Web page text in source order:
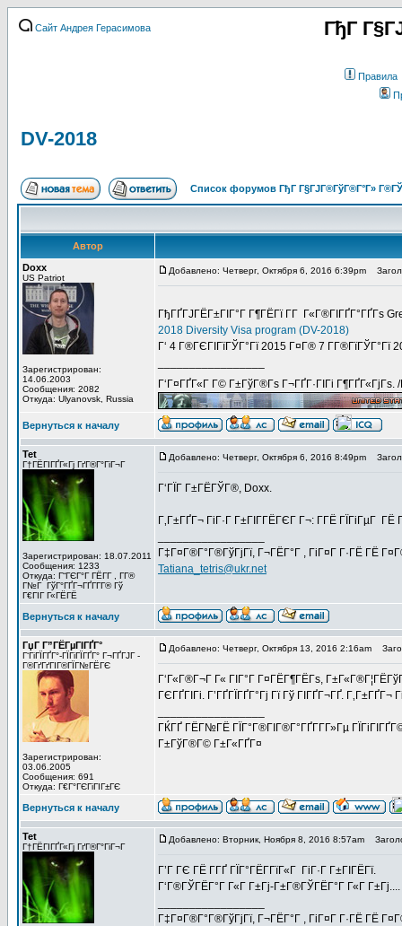
Сайт Андрея Герасимова ГђГ
Правила
DV-2018
Список форумов ГђГ Г§ГЈГ®ГўГ®Г°Г»
Автор
Doxx
US Patriot
Зарегистрирован:
14.06.2003
Сообщения: 2082
Откуда: Ulyanovsk, Russia
Добавлено: Четверг, Октября 6, 2016 6:39pm
ГђГҐГЈГЁГ±ГІГ°Г Г¶ГЁГї Г­Г Г«Г®ГІГҐГ°ГҐГѕ
2018 Diversity Visa program (DV-2018)
Г‘ 4 Г®ГЄГІГїГЎГ°Гї 2015 Г¤Г® 7 Г­Г®ГїГЎГ°Гї
Г‘Г¤ГҐГ«Г Г© Г±ГўГ®Гѕ Г¬ГҐГ·ГІГі Г¶ГҐГ«ГјГѕ.
Вернуться к началу
Tet
Г†ГЁГІГҐГ«Гј ГґГ®Г°ГіГ¬Г
Зарегистрирован: 18.07.2011
Сообщения: 1233
Откуда: Г“ГЄГ°Г ГЁГ­Г , Г­Г®
Г№Г ГўГ°ГҐГ¬ГҐГ­Г­Г® Гў
Г€ГІГ Г«ГЁГЁ
Добавлено: Четверг, Октября 6, 2016 8:49pm
Г‘ГЇГ Г±ГЁГЎГ®, Doxx.
Г‚Г±ГҐГ¬ ГіГ·Г Г±ГІГ­ГЁГЄГ Г¬: Г­ГЁ ГЇГіГµГ ГЁ
Г‡Г¤Г®Г°Г®ГўГјГї, Г¬ГЁГ°Г , ГіГ¤Г Г·ГЁ ГЁ
Tatiana_tetris@ukr.net
Вернуться к началу
ГџГ­ Г”ГЁГµГІГҐГ°
Г‘ГіГЇГҐГ°-ГЇГіГЇГҐГ° Г¬ГҐГЈГ -
Г®ГґГґГІГ®ГЇГ№ГЁГЄ
Зарегистрирован:
03.06.2005
Сообщения: 691
Откуда: Г€Г°ГЄГіГІГ±ГЄ
Добавлено: Четверг, Октября 13, 2016 2:16am
Г‘Г«Г®Г¬Г Г« ГІГ°Г Г¤ГЁГ¶ГЁГѕ,
ГЄГҐГІГі. Г’ГҐГЇГҐГ°Гј Гї Гў ГІГҐГ¬ГҐ. Г‚Г±ГҐГ¬
ГЌГҐ ГЁГ№ГЁ ГЇГ°Г®ГІГ®Г°ГҐГ­Г­Г»Гµ
Г±ГўГ®Г© Г±Г«ГҐГ¤
Вернуться к началу
Tet
Г†ГЁГІГҐГ«Гј ГґГ®Г°ГіГ¬Г
Добавлено: Вторник, Ноября 8, 2016 8:57am
Г’Г ГЄ ГЁ Г­ГҐ ГЇГ°ГЁГ­ГїГ«Г ГіГ·Г Г±ГІГЁГї.
Г‘Г®ГЎГЁГ°Г Г«Г Г±Гј-Г±Г®ГЎГЁГ°Г Г«Г
Г‡Г¤Г®Г°Г®ГўГјГї, Г¬ГЁГ°Г , ГіГ¤Г Г·ГЁ ГЁ